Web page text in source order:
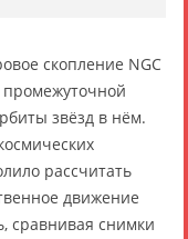
скопление NGC
звёзд в нём.
рассчитать
движение
сравнивая снимки